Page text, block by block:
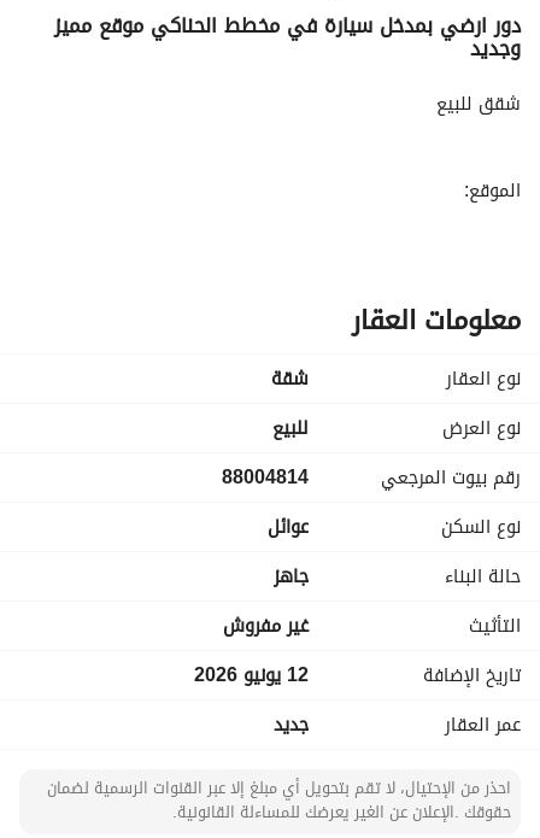
التفاصيل معلومات ترخيص الإعلان حاسبة التمويل
دور ارضي بمدخل سيارة في مخطط الحناكي موقع مميز
وجديد
شقق للبيع
الموقع:
واجة شرقيه
الشقه مكونه من
مجلس رجال
صالة تحضير طعام
مطبخ
مستودع
صالة استقبال
٣ غرف نوم ثنتين ماستر
# ظمآن السباكه حراري داخلي وخارجي ٥٠ سنه
# ظمآن الكهرباء
# ظمآن الإنشاءات على المبنى
معلومات العقار
نوع العقار
شقة
نوع العرض
للبيع
رقم بيوت المرجعي
88004814
نوع السكن
عوائل
حالة البناء
جاهز
التأثيث
غير مفروش
تاريخ الإضافة
12 يونيو 2026
عمر العقار
جديد
احذر من الإحتيال، لا تقم بتحويل أي مبلغ إلا عبر القنوات الرسمية لضمان
حقوقك .الإعلان عن الغير يعرضك للمساءلة القانونية.